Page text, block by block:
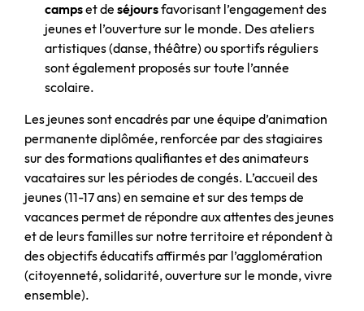
campset de séjoursfavorisant l’engagement des
jeunes et l’ouverture sur le monde. Des ateliers
artistiques (danse, théâtre) ou sportifs réguliers
sont également proposés sur toute l’année
scolaire.
Les jeunes sont encadrés par une équipe d’animation
permanente diplômée, renforcée par des stagiaires
sur des formations qualifiantes et des animateurs
vacataires sur les périodes de congés. L’accueil des
jeunes (11-17 ans) en semaine et sur des temps de
vacances permet de répondre aux attentes des jeunes
et de leurs familles sur notre territoire et répondent à
des objectifs éducatifs affirmés par l’agglomération
(citoyenneté, solidarité, ouverture sur le monde, vivre
ensemble).